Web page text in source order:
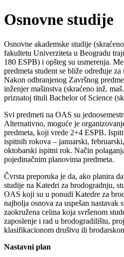
Osnovne studije
Osnovne akademske studije
fakultetu Univerziteta u Beogradu
180 ESPB) i opšteg su usmerenja.
predmeta student se bliže određuje
Nakon odbranjenog Završnog
inženjer mašinstva (skraćeno inž.
priznatoj tituli Bachelor of Science
Svi predmeti na OAS su
Alternativno, moguće je
predmeta, koji vrede 2+4 ESPB.
ispitnih rokova – januarski,
oktobarski ispitni rok. Način
pojedinačnim planovima predmeta.
Čvrsta preporuka je da, ako planira
studije na Katedri za brodogradnju,
OAS koji su u ponudi Katedre za
najbolja osnova za uspešan nastavak
zaokružena celina koja svršenom
zaposlenje i rad u brodogradilištu,
klasifikacionom društvu ili
Nastavni plan